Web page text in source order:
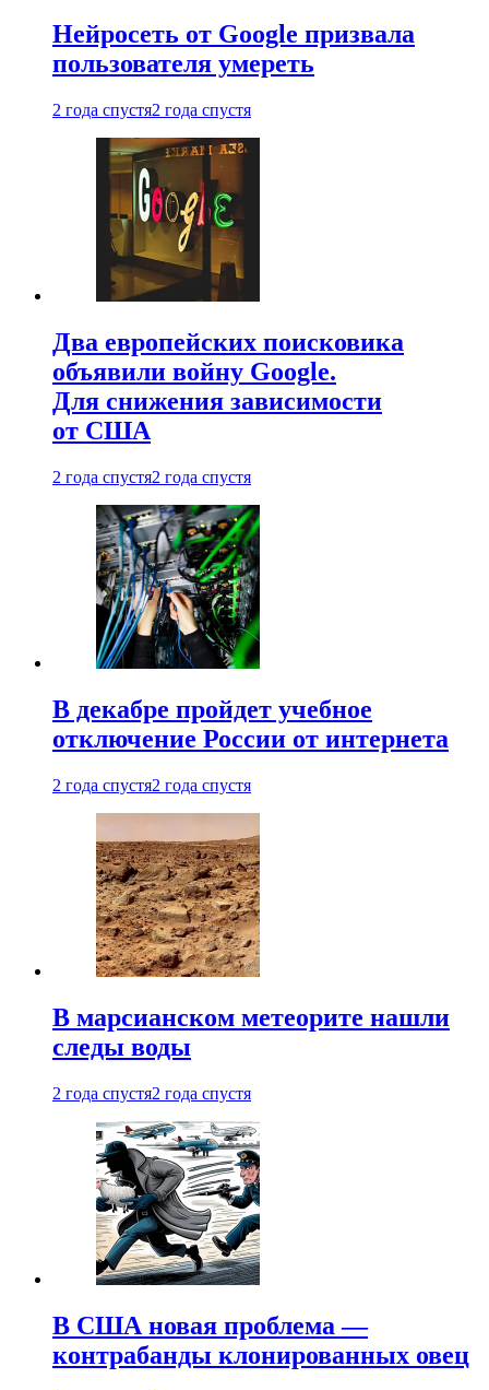
Нейросеть от Google призвала
пользователя умереть
2 года спустя2 года спустя
Два европейских поисковика
объявили войну Google.
Для снижения зависимости
от США
2 года спустя2 года спустя
В декабре пройдет учебное
отключение России от интернета
2 года спустя2 года спустя
В марсианском метеорите нашли
следы воды
2 года спустя2 года спустя
В США новая проблема —
контрабанды клонированных овец